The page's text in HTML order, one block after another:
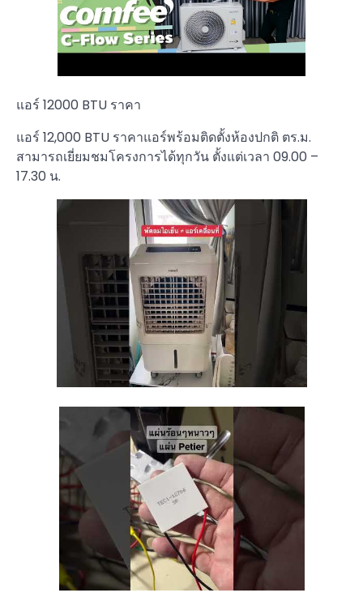
แอร์ 12000 BTU ราคา
แอร์ 12,000 BTU ราคาแอร์พร้อมติดตั้งห้องปกติ ตร.ม.
สามารถเยี่ยมชมโครงการได้ทุกวัน ตั้งแต่เวลา 09.00 –
17.30 น.